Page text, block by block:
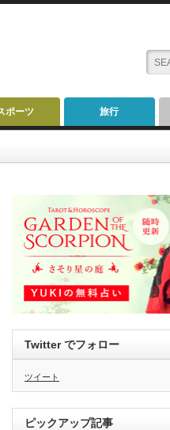
ポーツ 旅行
Twitter でフォロー
ツイート
ピックアップ記事